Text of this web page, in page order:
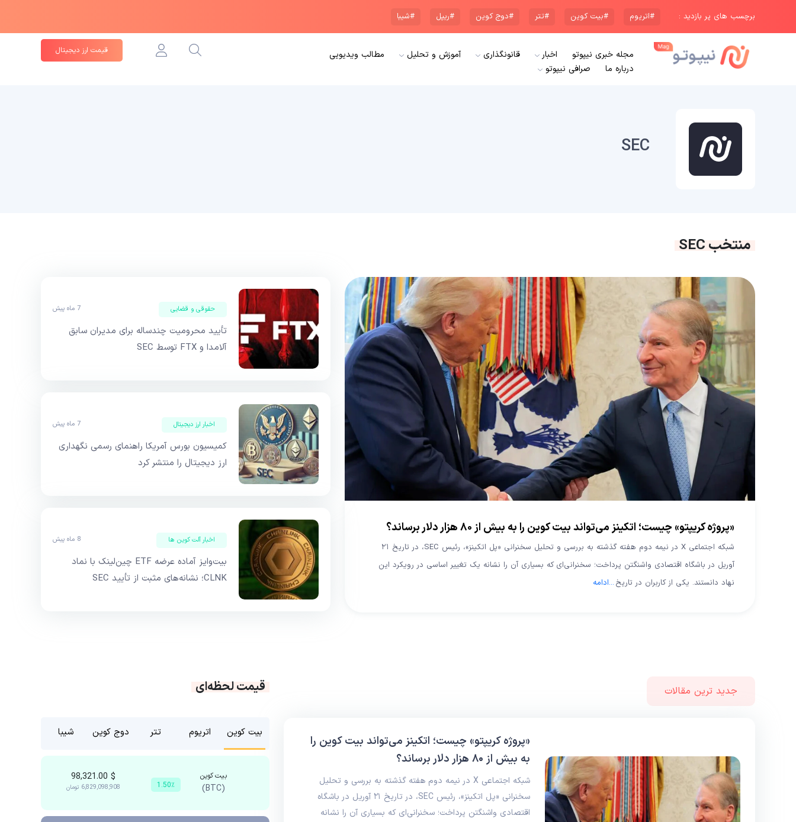
برچسب های پر بازدید : #اتریوم #بیت کوین #تتر #دوج کوین #ریپل #شیبا
مجله خبری نیپوتو اخبار قانونگذاری آموزش و تحلیل
مطالب ویدیویی
درباره ما
صرافی نیپوتو
قیمت ارز دیجیتال
SEC
منتخب SEC
«پروژه کریپتو» چیست؛ اتکینز می‌تواند بیت کوین را به بیش از ۸۰ هزار دلار برساند؟
شبکه اجتماعی X در نیمه دوم هفته گذشته به بررسی و تحلیل سخنرانی «پل اتکینز»، رئیس SEC، در تاریخ ۲۱
آوریل در باشگاه اقتصادی واشنگتن پرداخت؛ سخنرانی‌ای که بسیاری آن را نشانه یک تغییر اساسی در رویکرد این
نهاد دانستند. یکی از کاربران در تاریخ ...ادامه
حقوقی و قضایی 7 ماه پیش
تأیید محرومیت چندساله برای مدیران سابق
آلامدا و FTX توسط SEC
اخبار ارز دیجیتال 7 ماه پیش
کمیسیون بورس آمریکا راهنمای رسمی نگهداری
ارز دیجیتال را منتشر کرد
اخبار آلت کوین ها 8 ماه پیش
بیت‌وایز آماده عرضه ETF چین‌لینک با نماد
CLNK؛ نشانه‌های مثبت از تأیید SEC
جدید ترین مقالات
«پروژه کریپتو» چیست؛ اتکینز می‌تواند بیت کوین را
به بیش از ۸۰ هزار دلار برساند؟
شبکه اجتماعی X در نیمه دوم هفته گذشته به بررسی و تحلیل
سخنرانی «پل اتکینز»، رئیس SEC، در تاریخ ۲۱ آوریل در باشگاه
اقتصادی واشنگتن پرداخت؛ سخنرانی‌ای که بسیاری آن را نشانه
قیمت لحظه‌ای
بیت کوین اتریوم تتر دوج کوین شیبا
بیت کوین
(BTC) 1.50٪
$
6,829,098,908 تومان